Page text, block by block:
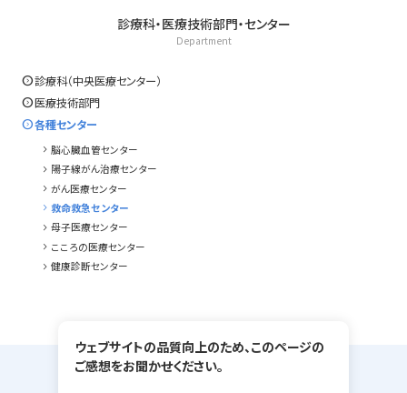
診療科・医療技術部門・センター
Department
expand_circle_right診療科（中央医療センター）
expand_circle_right医療技術部門
expand_circle_right各種センター
chevron_right 脳心臓血管センター
chevron_right 陽子線がん治療センター
chevron_right がん医療センター
chevron_right 救命救急センター
chevron_right 母子医療センター
chevron_right こころの医療センター
chevron_right 健康診断センター
ウェブサイトの品質向上のため、このページの
ご感想をお聞かせください。